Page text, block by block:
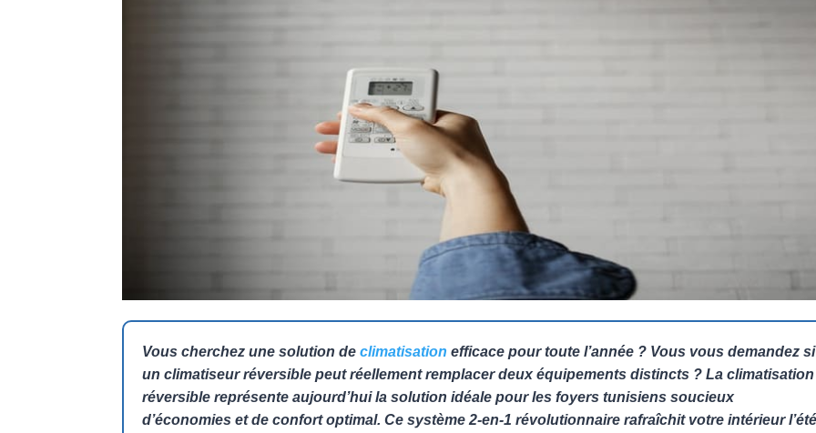
Vous cherchez une solution declimatisation efficace pour toute l’année ? Vous vous demandez si
un climatiseur réversible peut réellement remplacer deux équipements distincts ? La climatisation
réversible représente aujourd’hui la solution idéale pour les foyers tunisiens soucieux
d’économies et de confort optimal. Ce système 2-en-1 révolutionnaire rafraîchit votre intérieur